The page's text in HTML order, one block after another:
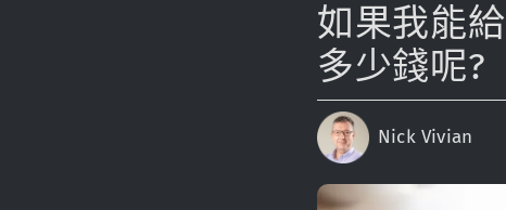
如果我能
多少錢呢?
Nick Vivian